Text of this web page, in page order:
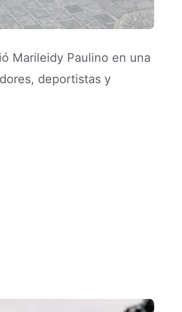
Marileidy Paulino en una
deportistas y